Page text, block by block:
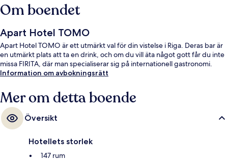
Om boendet
Apart Hotel TOMO
Apart Hotel TOMO är ett utmärkt val för din vistelse i Riga. Deras bar är
en utmärkt plats att ta en drink, och om du vill äta något gott får du inte
missa FIRITA, där man specialiserar sig på internationell gastronomi.
Information om avbokningsrätt
Mer om detta boende
Översikt
Hotellets storlek
147 rum